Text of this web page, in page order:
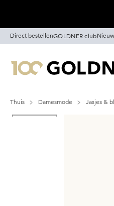
Direct bestellenGOLDNER club
Thuis Damesmode Jasjes &